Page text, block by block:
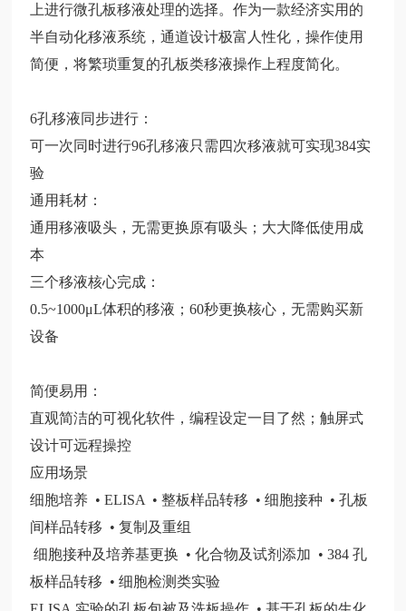
上进行微孔板移液处理的选择。作为一款经济实用的
半自动化移液系统，通道设计极富人性化，操作使用
简便，将繁琐重复的孔板类移液操作上程度简化。
6孔移液同步进行：
可一次同时进行96孔移液只需四次移液就可实现384实
验
通用耗材：
通用移液吸头，无需更换原有吸头；大大降低使用成
本
三个移液核心完成：
0.5~1000μL体积的移液；60秒更换核心，无需购买新
设备
简便易用：
直观简洁的可视化软件，编程设定一目了然；触屏式
设计可远程操控
应用场景
细胞培养 • ELISA • 整板样品转移 • 细胞接种 • 孔板
间样品转移 • 复制及重组
细胞接种及培养基更换 • 化合物及试剂添加 • 384 孔
板样品转移 • 细胞检测类实验